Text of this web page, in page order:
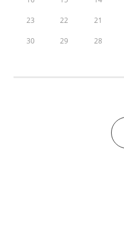
21
22
23
28
29
30